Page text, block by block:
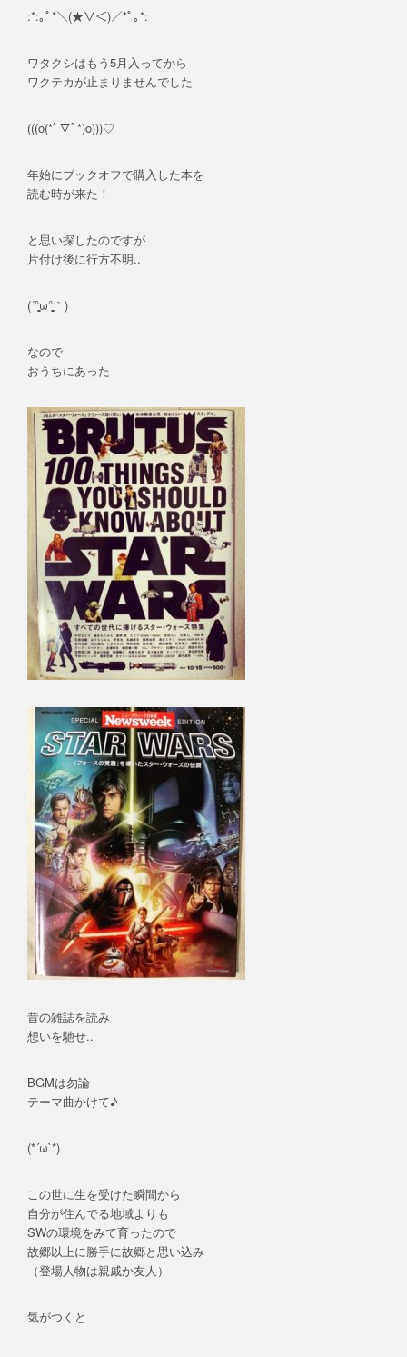
:*:｡ﾟ*＼(★∀＜)／*ﾟ｡*:
ワタクシはもう5月入ってから
ワクテカが止まりませんでした
(((o(*ﾟ▽ﾟ*)o)))♡
年始にブックオフで購入した本を
読む時が来た！
と思い探したのですが
片付け後に行方不明..
(´°̥̥̥̥̥̥̥̥ω°̥̥̥̥̥̥̥̥｀)
なので
おうちにあった
昔の雑誌を読み
想いを馳せ..
BGMは勿論
テーマ曲かけて♪
(*´ω`*)
この世に生を受けた瞬間から
自分が住んでる地域よりも
SWの環境をみて育ったので
故郷以上に勝手に故郷と思い込み
（登場人物は親戚か友人）
気がつくと